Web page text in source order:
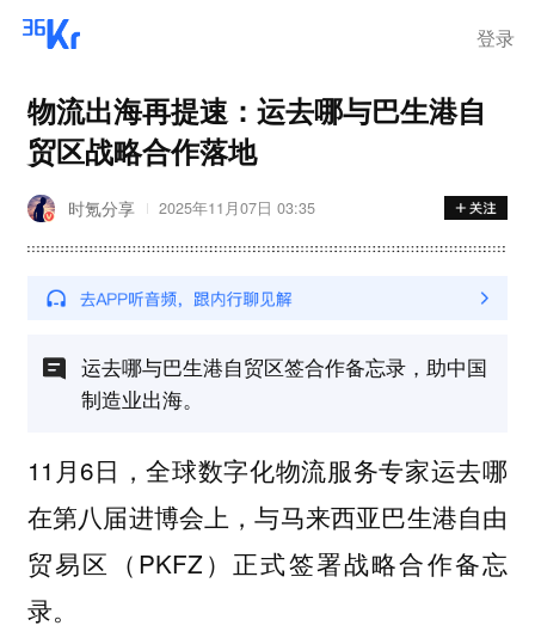
登录
物流出海再提速：运去哪与巴生港自
贸区战略合作落地
时氪分享 2025年11月07日 03:35
运去哪与巴生港自贸区签合作备忘录，助中国
制造业出海。
11月6日，全球数字化物流服务专家运去哪
在第八届进博会上，与马来西亚巴生港自由
贸易区（PKFZ）正式签署战略合作备忘
录。